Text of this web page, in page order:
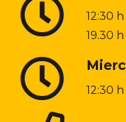
12:30 h
19.30
12:30